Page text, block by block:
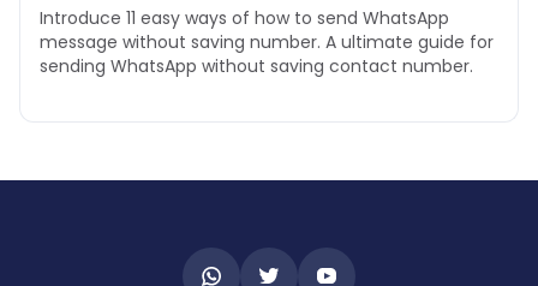
Introduce 11 easy ways of how to send WhatsApp
message without saving number. A ultimate guide for
sending WhatsApp without saving contact number.